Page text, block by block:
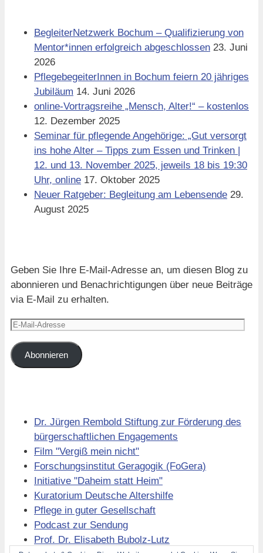
BegleiterNetzwerk Bochum – Qualifizierung von
Mentor*innen erfolgreich abgeschlossen 23. Juni
2026
PflegebegeiterInnen in Bochum feiern 20 jähriges
Jubiläum 14. Juni 2026
online-Vortragsreihe „Mensch, Alter!“ – kostenlos
12. Dezember 2025
Seminar für pflegende Angehörige: „Gut versorgt
ins hohe Alter – Tipps zum Essen und Trinken |
12. und 13. November 2025, jeweils 18 bis 19:30
Uhr, online 17. Oktober 2025
Neuer Ratgeber: Begleitung am Lebensende 29.
August 2025
Geben Sie Ihre E-Mail-Adresse an, um diesen Blog zu
abonnieren und Benachrichtigungen über neue Beiträge
via E-Mail zu erhalten.
E-
Adresse
Abonnieren
Dr. Jürgen Rembold Stiftung zur Förderung des
bürgerschaftlichen Engagements
Film "Vergiß mein nicht"
Forschungsinstitut Geragogik (FoGera)
Initiative "Daheim statt Heim"
Kuratorium Deutsche Altershilfe
Pflege in guter Gesellschaft
Podcast zur Sendung
Prof. Dr. Elisabeth Bubolz-Lutz